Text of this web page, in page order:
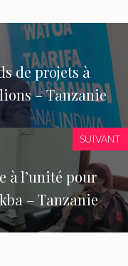
de projets à
– Tanzanie
SUIVANT
à l’unité pour
– Tanzanie